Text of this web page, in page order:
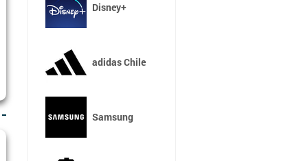
Disney+
adidas Chile
Samsung